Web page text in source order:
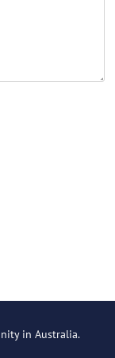
in Australia.